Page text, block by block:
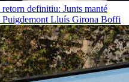
definitiu: Junts manté
Puigdemont Lluís Girona Boffi